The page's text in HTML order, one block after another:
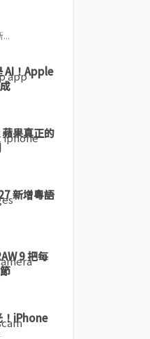
AI！Apple
果真正的
新增粵語
9 把每
！iPhone